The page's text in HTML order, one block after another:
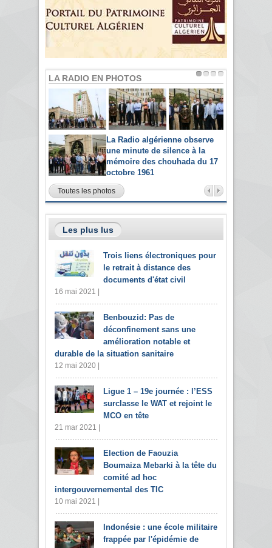
LA RADIO EN PHOTOS
La Radio algérienne observe
une minute de silence à la
mémoire des chouhada du 17
octobre 1961
Toutes les photos
Les plus lus
Trois liens électroniques pour
le retrait à distance des
documents d'état civil
16 mai 2021 |
Benbouzid: Pas de
déconfinement sans une
amélioration notable et
durable de la situation sanitaire
12 mai 2020 |
Ligue 1 – 19e journée : l’ESS
surclasse le WAT et rejoint le
MCO en tête
21 mar 2021 |
Election de Faouzia
Boumaiza Mebarki à la tête du
comité ad hoc
intergouvernemental des TIC
10 mai 2021 |
Indonésie : une école militaire
frappée par l'épidémie de